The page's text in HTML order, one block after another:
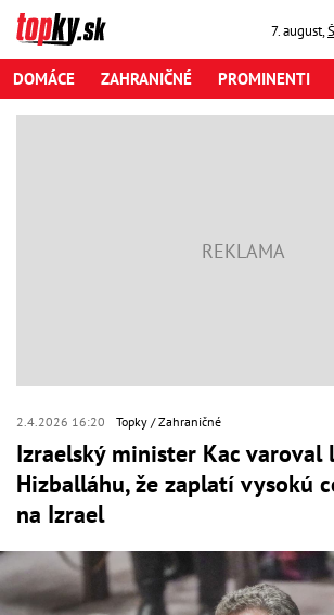
7. august,
DOMÁCE ZAHRANIČNÉ PROMINENTI
2.4.2026 16:20 Topky Zahraničné
Izraelský minister Kac varoval
Hizballáhu, že zaplatí vysokú
na Izrael